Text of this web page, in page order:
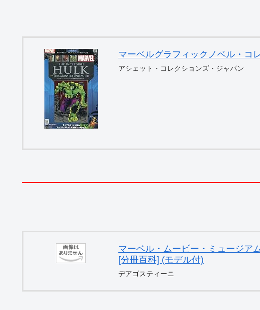
マーベルグラフィックノベル・コ
アシェット・コレクションズ・ジャパン
マーベル・ムービー・ミュージア
[分冊百科] (モデル付)
デアゴスティーニ